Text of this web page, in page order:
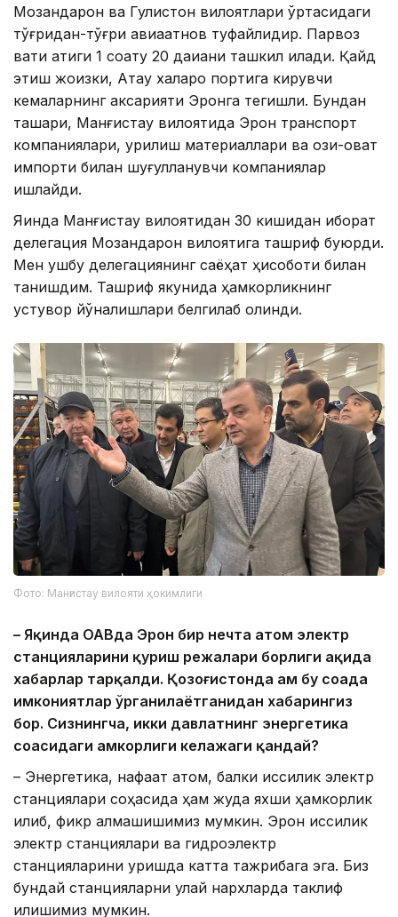
Мозандарон ва Гулистон вилоятлари ўртасидаги
тўғридан-тўғри авиақатнов туфайлидир. Парвоз
вақти атиги 1 соату 20 дақиқани ташкил қилади. Қайд
этиш жоизки, Ақтау халқаро портига кирувчи
кемаларнинг аксарияти Эронга тегишли. Бундан
ташқари, Манғистау вилоятида Эрон транспорт
компаниялари, қурилиш материаллари ва озиқ-овқат
импорти билан шуғулланувчи компаниялар
ишлайди.
Яқинда Манғистау вилоятидан 30 кишидан иборат
делегация Мозандарон вилоятига ташриф буюрди.
Мен ушбу делегациянинг саёҳат ҳисоботи билан
танишдим. Ташриф якунида ҳамкорликнинг
устувор йўналишлари белгилаб олинди.
Фото: Манғистау вилояти ҳокимлиги
– Яқинда ОАВда Эрон бир нечта атом электр
станцияларини қуриш режалари борлиги ҳақида
хабарлар тарқалди. Қозоғистонда ҳам бу соҳада
имкониятлар ўрганилаётганидан хабарингиз
бор. Сизнингча, икки давлатнинг энергетика
соҳасидаги ҳамкорлиги келажаги қандай?
– Энергетика, нафақат атом, балки иссиқлик электр
станциялари соҳасида ҳам жуда яхши ҳамкорлик
қилиб, фикр алмашишимиз мумкин. Эрон иссиқлик
электр станциялари ва гидроэлектр
станцияларини қуришда катта тажрибага эга. Биз
бундай станцияларни қулай нархларда таклиф
қилишимиз мумкин.